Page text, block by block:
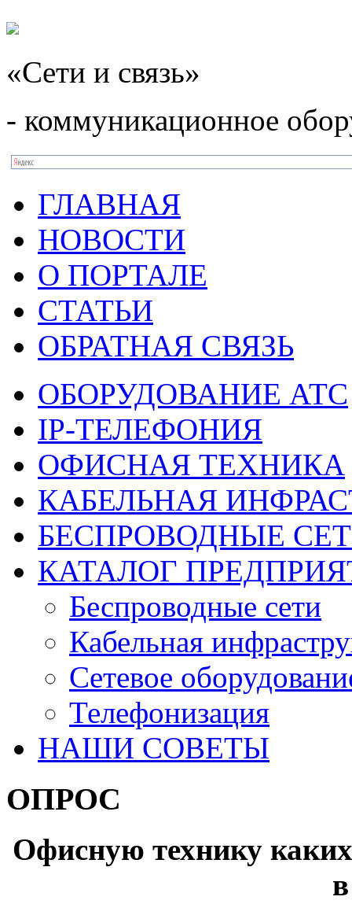
«Сети и связь»
- коммуникационное
ГЛАВНАЯ
НОВОСТИ
О ПОРТАЛЕ
СТАТЬИ
ОБРАТНАЯ СВЯЗЬ
ОБОРУДОВАНИЕ АТС
IP-ТЕЛЕФОНИЯ
ОФИСНАЯ ТЕХНИКА
КАБЕЛЬНАЯ
БЕСПРОВОДНЫЕ
КАТАЛОГ
Беспроводные сети
Кабельная
Сетевое
Телефонизация
НАШИ СОВЕТЫ
ОПРОС
Офисную технику